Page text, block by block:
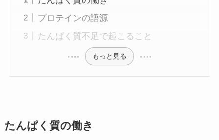
プロテインの語源
たんぱく質不足で起こること
もっと見る
たんぱく質の働き